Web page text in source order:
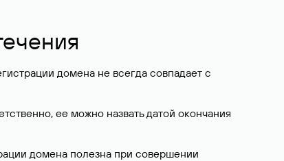
домена не всегда совпадает с
ее можно назвать датой окончания
домена полезна при совершении